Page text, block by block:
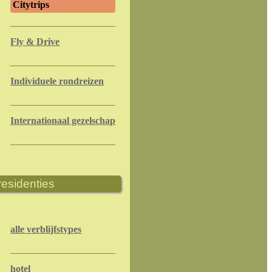
Citytrips
Fly & Drive
Individuele rondreizen
Internationaal gezelschap
alle verblijfstypes
hotel